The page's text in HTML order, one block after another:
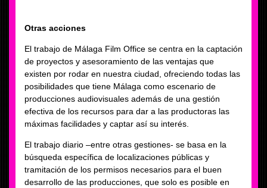
Otras acciones
El trabajo de Málaga Film Office se centra en la captación
de proyectos y asesoramiento de las ventajas que
existen por rodar en nuestra ciudad, ofreciendo todas las
posibilidades que tiene Málaga como escenario de
producciones audiovisuales además de una gestión
efectiva de los recursos para dar a las productoras las
máximas facilidades y captar así su interés.
El trabajo diario –entre otras gestiones- se basa en la
búsqueda específica de localizaciones públicas y
tramitación de los permisos necesarios para el buen
desarrollo de las producciones, que solo es posible en